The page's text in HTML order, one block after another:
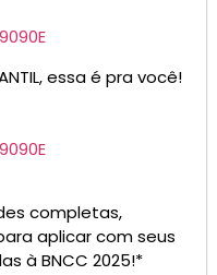
de Desenvolvimento
de avaliações,
está aqui: